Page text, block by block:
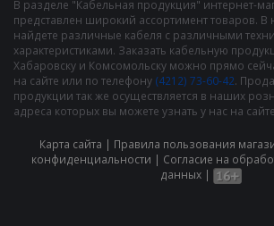
В разделе "Кабельная продукция" интернет-
представлен широкий ассортимент товаров. В
найдете различные кабеля с различными
характеристиками. Заказать кабельную
Хабаровску и Комсомольску можно прямо
на сайте или по телефону (4212) 73-60-42.
продукции так же осуществляется в наших
адреса которых вы можете узнать у нас на
Карта сайта | Правила пользования
конфиденциальности | Cогласие на
данных|